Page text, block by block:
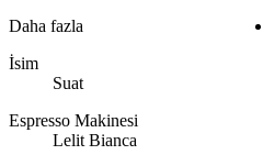
Daha fazla
İsim
Suat
Espresso Makinesi
Lelit Bianca